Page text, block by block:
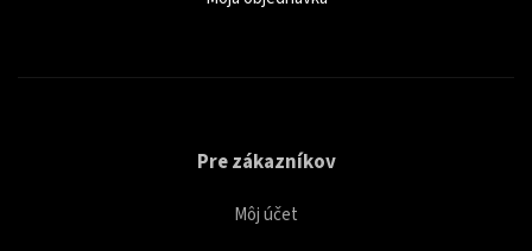
Pre zákazníkov
Môj účet